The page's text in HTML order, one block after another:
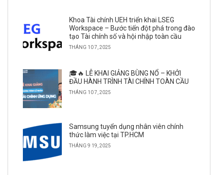
Khoa Tài chính UEH triển khai LSEG
Workspace – Bước tiến đột phá trong đào
tạo Tài chính số và hội nhập toàn cầu
THÁNG 10 7, 2025
🎓🔥 LỄ KHAI GIẢNG BÙNG NỔ – KHỞI
ĐẦU HÀNH TRÌNH TÀI CHÍNH TOÀN CẦU
THÁNG 10 7, 2025
Samsung tuyển dụng nhân viên chính
thức làm việc tại TP.HCM
THÁNG 9 19, 2025